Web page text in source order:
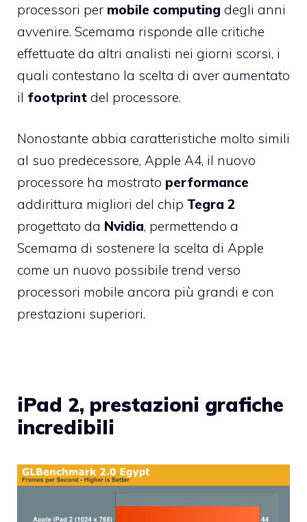
processori per mobile computing degli anni
avvenire. Scemama risponde alle critiche
effettuate da altri analisti nei giorni scorsi, i
quali contestano la scelta di aver aumentato
il footprint del processore.
Nonostante abbia caratteristiche molto simili
al suo predecessore, Apple A4, il nuovo
processore ha mostrato performance
addirittura migliori del chip Tegra 2
progettato da Nvidia, permettendo a
Scemama di sostenere la scelta di Apple
come un nuovo possibile trend verso
processori mobile ancora più grandi e con
prestazioni superiori.
iPad 2, prestazioni grafiche
incredibili